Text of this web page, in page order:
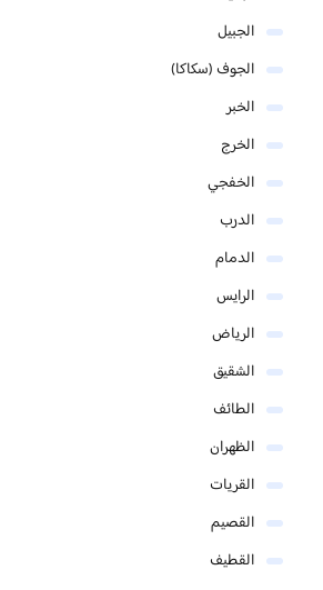
الجبيل
الجوف (سكاكا)
الخبر
الخرج
الخفجي
الدرب
الدمام
الرايس
الرياض
الشقيق
الطائف
الظهران
القريات
القصيم
القطيف